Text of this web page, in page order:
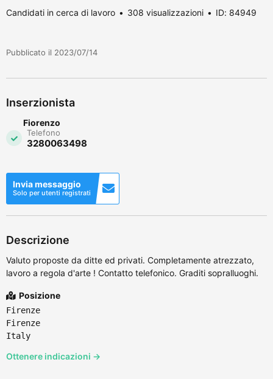
Candidati in cerca di lavoro 308 visualizzazioni ID: 84949
Pubblicato il 2023/07/14
Inserzionista
Fiorenzo
Telefono
3280063498
Invia messaggio
Solo per utenti registrati
Descrizione
Valuto proposte da ditte ed privati. Completamente atrezzato,
lavoro a regola d'arte ! Contatto telefonico. Graditi sopralluoghi.
Posizione
Firenze
Firenze
Italy
Ottenere indicazioni →